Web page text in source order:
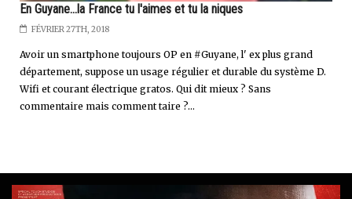
En Guyane...la France tu l'aimes et tu la niques
FÉVRIER 27TH, 2018
Avoir un smartphone toujours OP en #Guyane, l' ex plus grand
département, suppose un usage régulier et durable du système D.
Wifi et courant électrique gratos. Qui dit mieux ? Sans
commentaire mais comment taire ?...